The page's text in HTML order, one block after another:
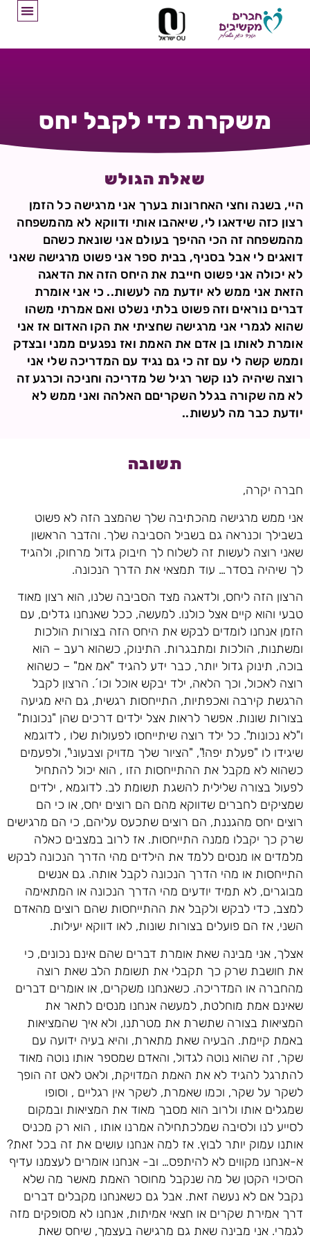
משקרת כדי לקבל יחס
שאלת הגולש
היי, בשנה וחצי האחרונות בערך אני מרגישה כל הזמן
רצון כזה שידאגו לי, שיאהבו אותי ודווקא לא מהמשפחה
מהמשפחה זה הכי ההיפך בעולם אני שונאת כשהם
דואגים לי אבל בסניף, בבית ספר אני פשוט מרגישה שאני
לא יכולה אני פשוט חייבת את היחס הזה את הדאגה
הזאת אני ממש לא יודעת מה לעשות.. כי אני אומרת
דברים נוראים וזה פשוט בלתי נשלט ואם אמרתי משהו
שהוא לגמרי אני מרגישה שחציתי את הקו האדום אז אני
אומרת לאותו בן אדם את האמת ואז נפגעים ממני ובצדק
וממש קשה לי עם זה כי גם נגיד עם המדריכה שלי אני
רוצה שיהיה לנו קשר רגיל של מדריכה וחניכה וכרגע זה
לא מה שקורה בגלל השקריםם האלהה ואני ממש לא
יודעת כבר מה לעשות..
תשובה
חברה יקרה,
אני ממש מרגישה מהכתיבה שלך שהמצב הזה לא פשוט
בשבילך וכנראה גם בשביל הסביבה שלך. והדבר הראשון
שאני רוצה לעשות זה לשלוח לך חיבוק גדול מרחוק, ולהגיד
לך שיהיה בסדר… עוד תמצאי את הדרך הנכונה.
הרצון הזה ליחס, ולדאגה מצד הסביבה שלנו, הוא רצון מאוד
טבעי והוא קיים אצל כולנו. למעשה, ככל שאנחנו גדלים, עם
הזמן אנחנו לומדים לבקש את היחס הזה בצורות הולכות
ומשתנות, הולכות ומתבגרות. התינוק, כשהוא רעב – הוא
בוכה, תינוק גדול יותר, כבר ידע להגיד "אמ אמ" – כשהוא
רוצה לאכול, וכך הלאה, ילד יבקש אוכל וכו´. הרצון לקבל
הרגשת קירבה ואכפתיות, התייחסות רגשית, גם היא מגיעה
בצורות שונות. אפשר לראות אצל ילדים דרכים שהן "נכונות"
ו"לא נכונות". כל ילד רוצה שיתייחסו לפעולות שלו , לדוגמא
שיגידו לו "פעלת יפה!", "הציור שלך מדויק וצבעוני", ולפעמים
כשהוא לא מקבל את ההתייחסות הזו , הוא יכול להתחיל
לפעול בצורה שלילית להשגת תשומת לב. לדוגמא , ילדים
שמציקים לחברים שדווקא מהם הם רוצים יחס, או כי הם
רוצים יחס מהגננת, הם רוצים שתכעס עליהם, כי הם מרגישים
שרק כך יקבלו ממנה התייחסות. אז לרוב במצבים כאלה
מלמדים או מנסים ללמד את הילדים מהי הדרך הנכונה לבקש
התייחסות או מהי הדרך הנכונה לקבל אותה. גם אנשים
מבוגרים, לא תמיד יודעים מהי הדרך הנכונה או המתאימה
למצב, כדי לבקש ולקבל את ההתייחסות שהם רוצים מהאדם
השני, אז הם פועלים בצורות שונות, לאו דווקא יעילות.
אצלך, אני מבינה שאת אומרת דברים שהם אינם נכונים, כי
את חושבת שרק כך תקבלי את תשומת הלב שאת רוצה
מהחברה או המדריכה. כשאנחנו משקרים, או אומרים דברים
שאינם אמת מוחלטת, למעשה אנחנו מנסים לתאר את
המציאות בצורה שתשרת את מטרתנו, ולא איך שהמציאות
באמת קיימת. הבעיה שאת מתארת, והיא בעיה ידועה עם
שקר, זה שהוא נוטה לגדול, והאדם שמספר אותו נוטה מאוד
להתרגל להגיד לא את האמת המדויקת, ולאט לאט זה הופך
לשקר על שקר, וכמו שאמרת, לשקר אין רגליים , וסופו
שמגלים אותו ולרוב הוא מסבך מאוד את המציאות ובמקום
לסייע לנו ולסיבה שמלכתחילה אמרנו אותו , הוא רק מכניס
אותנו עמוק יותר לבוץ. אז למה אנחנו עושים את זה בכל זאת?
א-אנחנו מקווים לא להיתפס… וב- אנחנו אומרים לעצמנו עדיף
הסיכוי הקטן של מה שנקבל מחוסר האמת מאשר מה שלא
נקבל אם לא נעשה זאת. אבל גם כשאנחנו מקבלים דברים
דרך אמירת שקרים או חצאי אמיתות, אנחנו לא מסופקים מזה
לגמרי. אני מבינה שאת גם מרגישה בעצמך, שיחס שאת